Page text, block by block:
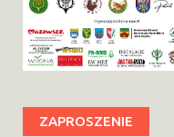
ZAPROSZENIE